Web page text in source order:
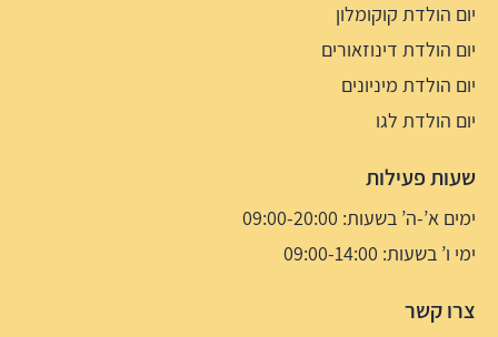
יום הולדת קוקומלון
יום הולדת דינוזאורים
יום הולדת מיניונים
יום הולדת לגו
שעות פעילות
ימים א’-ה’ בשעות: 09:00-20:00
ימי ו’ בשעות: 09:00-14:00
צרו קשר